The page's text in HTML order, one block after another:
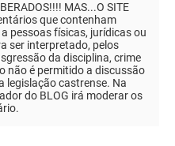
MAS...O SITE
que contenham
pessoas físicas, jurídicas ou
ser interpretado, pelos
da disciplina, crime
não é permitido a discussão
legislação castrense. Na
do BLOG irá moderar os